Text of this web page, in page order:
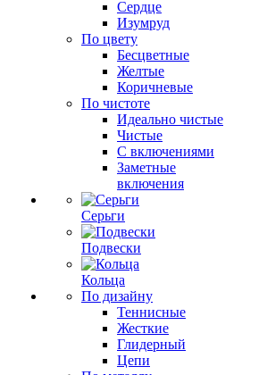
Сердце
Изумруд
По цвету
Бесцветные
Желтые
Коричневые
По чистоте
Идеально чистые
Чистые
С включениями
Заметные
включения
Серьги
Подвески
Кольца
По дизайну
Теннисные
Жесткие
Глидерный
Цепи